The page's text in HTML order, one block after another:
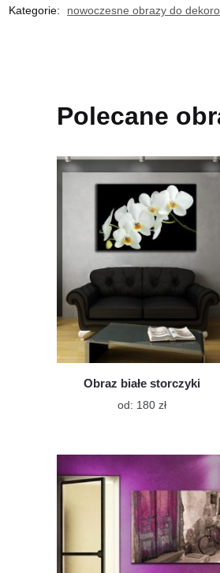
Kategorie:
nowoczesne obrazy do
Polecane
Obraz białe storczyki
od: 180 złTen
wiele
Opcje
można
wybrać
na
stronie